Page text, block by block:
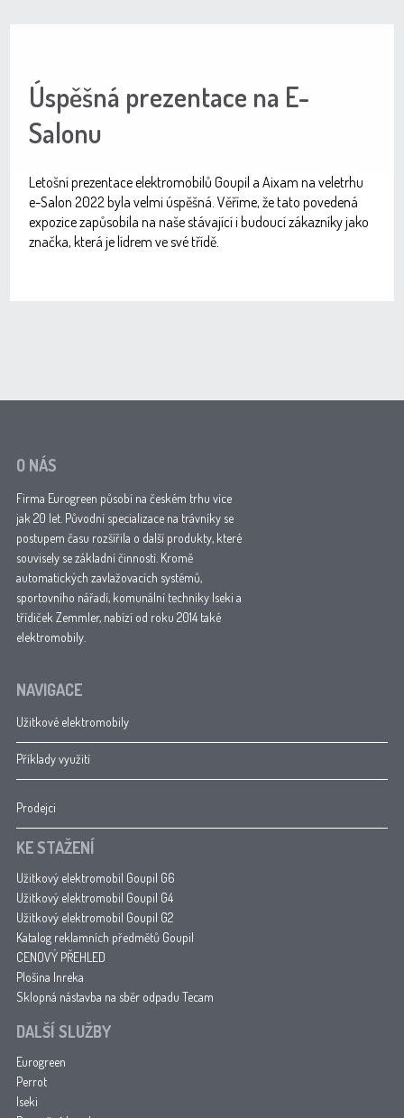
Úspěšná prezentace na E-
Salonu
Letošní prezentace elektromobilů Goupil a Aixam na veletrhu
e-Salon 2022 byla velmi úspěšná. Věříme, že tato povedená
expozice zapůsobila na naše stávající i budoucí zákazníky jako
značka, která je lídrem ve své třídě.
O NÁS
Firma Eurogreen působí na českém trhu více
jak 20 let. Původní specializace na trávníky se
postupem času rozšířila o další produkty, které
souvisely se základní činností. Kromě
automatických zavlažovacích systémů,
sportovního nářadí, komunální techniky Iseki a
třídiček Zemmler, nabízí od roku 2014 také
elektromobily.
NAVIGACE
Užitkové elektromobily
Příklady využití
Prodejci
KE STAŽENÍ
Užitkový elektromobil Goupil G6
Užitkový elektromobil Goupil G4
Užitkový elektromobil Goupil G2
Katalog reklamních předmětů Goupil
CENOVÝ PŘEHLED
Plošina Inreka
Sklopná nástavba na sběr odpadu Tecam
DALŠÍ SLUŽBY
Eurogreen
Perrot
Iseki